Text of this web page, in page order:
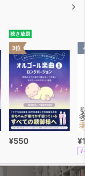
聴き放題
3位
¥550
チ